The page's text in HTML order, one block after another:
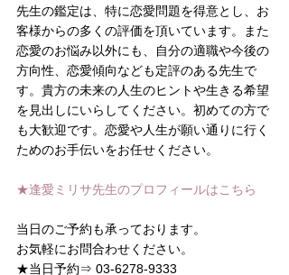
先生の鑑定は、特に恋愛問題を得意とし、お
客様からの多くの評価を頂いています。また
恋愛のお悩み以外にも、自分の適職や今後の
方向性、恋愛傾向なども定評のある先生で
す。貴方の未来の人生のヒントや生きる希望
を見出しにいらしてください。初めての方で
も大歓迎です。恋愛や人生が願い通りに行く
ためのお手伝いをお任せください。
★逢愛ミリサ先生のプロフィールはこちら
当日のご予約も承っております。
お気軽にお問合わせください。
★当日予約⇒ 03-6278-9333